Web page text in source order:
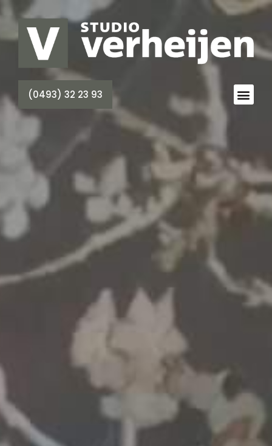
(0493) 32 23 93